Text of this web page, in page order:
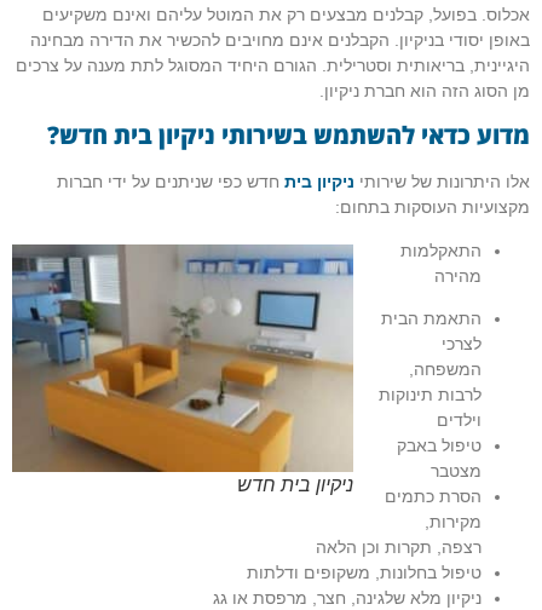
אכלוס. בפועל, קבלנים מבצעים רק את המוטל עליהם ואינם משקיעים
באופן יסודי בניקיון. הקבלנים אינם מחויבים להכשיר את הדירה מבחינה
היגיינית, בריאותית וסטרילית. הגורם היחיד המסוגל לתת מענה על צרכים
מן הסוג הזה הוא חברת ניקיון.
מדוע כדאי להשתמש בשירותי ניקיון בית חדש?
אלו היתרונות של שירותי ניקיון בית חדש כפי שניתנים על ידי חברות
מקצועיות העוסקות בתחום:
ניקיון בית חדש
התאקלמות
מהירה
התאמת הבית
לצרכי
המשפחה,
לרבות תינוקות
וילדים
טיפול באבק
מצטבר
הסרת כתמים
מקירות,
רצפה, תקרות וכן הלאה
טיפול בחלונות, משקופים ודלתות
ניקיון מלא שלגינה, חצר, מרפסת או גג